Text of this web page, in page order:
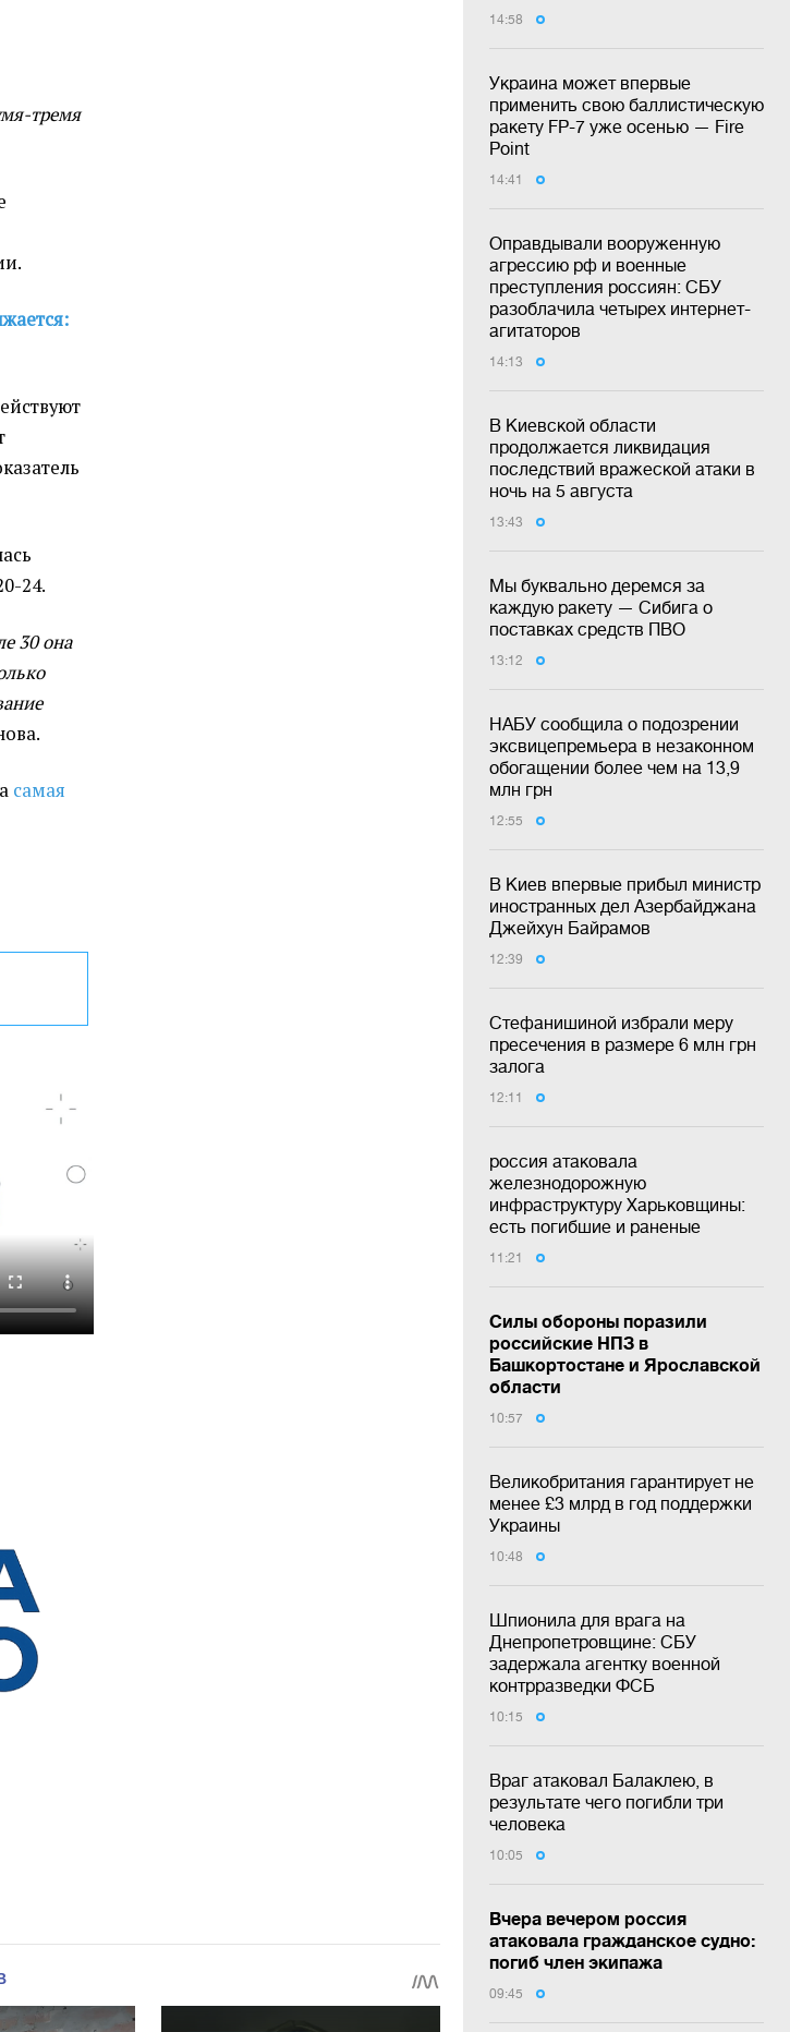
14:58
Украина может впервые
применить свою баллистическую
ракету FP-7 уже осенью — Fire
Point
14:41
Оправдывали вооруженную
агрессию рф и военные
преступления россиян: СБУ
разоблачила четырех интернет-
агитаторов
14:13
В Киевской области
продолжается ликвидация
последствий вражеской атаки в
ночь на 5 августа
13:43
Мы буквально деремся за
каждую ракету — Сибига о
поставках средств ПВО
13:12
НАБУ сообщила о подозрении
эксвицепремьера в незаконном
обогащении более чем на 13,9
млн грн
12:55
В Киев впервые прибыл министр
иностранных дел Азербайджана
Джейхун Байрамов
12:39
Стефанишиной избрали меру
пресечения в размере 6 млн грн
залога
12:11
россия атаковала
железнодорожную
инфраструктуру Харьковщины:
есть погибшие и раненые
11:21
Силы обороны поразили
российские НПЗ в
Башкортостане и Ярославской
области
10:57
Великобритания гарантирует не
менее £3 млрд в год поддержки
Украины
10:48
Шпионила для врага на
Днепропетровщине: СБУ
задержала агентку военной
контрразведки ФСБ
10:15
Враг атаковал Балаклею, в
результате чего погибли три
человека
10:05
Вчера вечером россия
атаковала гражданское судно:
погиб член экипажа
09:45
тремя
24.
30 она
самая